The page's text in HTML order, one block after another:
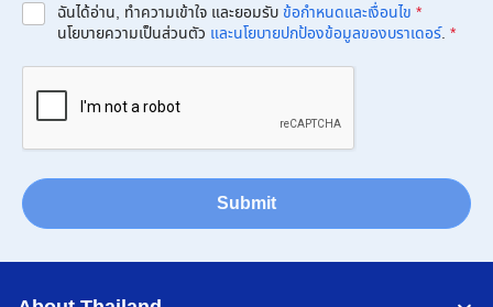
ฉันได้อ่าน, ทำความเข้าใจ และยอมรับข้อกำหนดและเงื่อนไข *
นโยบายความเป็นส่วนตัว และนโยบายปกป้องข้อมูลของบราเดอร์. *
Submit